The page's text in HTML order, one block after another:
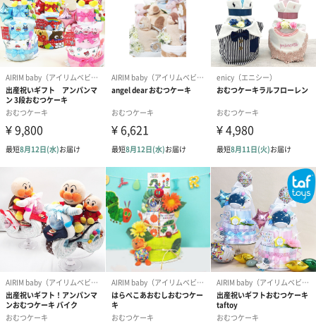
赤ちゃんの新しい旅立ちに
赤ちゃんへの心からのお祝いとして、また日々の生活に欠かせな
いアイテムとして、このミニオンのバイクデザインおむつケーキ
は最高の選択です。出産祝いやお誕生日、初節句など、様々なシ
ーンの贈り物におすすめです。見た目も美しく、実用性にも富ん
でおり、記念すべき日々を一層特別なものにしてくれることでし
商品詳細情報
外装サイズ
幅30cmX縦44cmX高さ44cm
商品サイズ
30ｘ44ｘ40ｃｍ
素材／繊維
綿など